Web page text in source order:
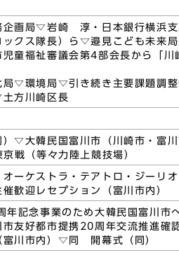
企画局▽岩崎 淳・日本銀行横浜
ックス隊長）ら▽邉見こども未来
童福祉審議会第4部会長から「
局▽環境局▽引き続き主要課題調
方川崎区長
▽大韓民国富川市（川崎市・富
戦（等々力陸上競技場）
ーケストラ・テアトロ・ジーリ
歓迎レセプション（富川市内）
年記念事業のため大韓民国富川
友好都市提携20周年交流推進確
富川市内）▽同 開幕式（同）